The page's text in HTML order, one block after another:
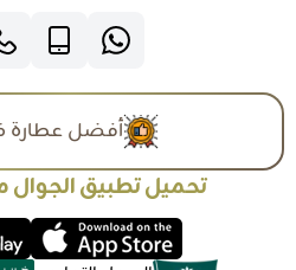
أفضل عطارة
تحميل تطبيق الجوال